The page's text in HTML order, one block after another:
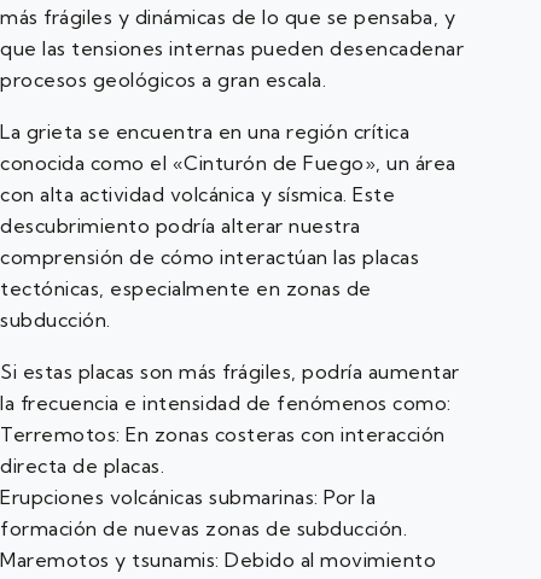
más frágiles y dinámicas de lo que se pensaba, y
que las tensiones internas pueden desencadenar
procesos geológicos a gran escala.
La grieta se encuentra en una región crítica
conocida como el «Cinturón de Fuego», un área
con alta actividad volcánica y sísmica. Este
descubrimiento podría alterar nuestra
comprensión de cómo interactúan las placas
tectónicas, especialmente en zonas de
subducción.
Si estas placas son más frágiles, podría aumentar
la frecuencia e intensidad de fenómenos como:
Terremotos: En zonas costeras con interacción
directa de placas.
Erupciones volcánicas submarinas: Por la
formación de nuevas zonas de subducción.
Maremotos y tsunamis: Debido al movimiento